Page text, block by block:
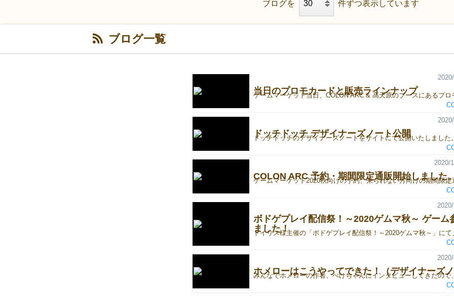
ブログを 件ずつ表示しています
ブログ一覧
当日のプロモカードと販売ラインナップ
ドッチドッチ デザイナーズノート公開
COLON ARC 予約・期間限定通販開始しました
2020/
ボドゲプレイ配信祭！～2020ゲムマ秋～ ゲーム
ました！
ホメローはこうやってできた！（デザイナーズノ